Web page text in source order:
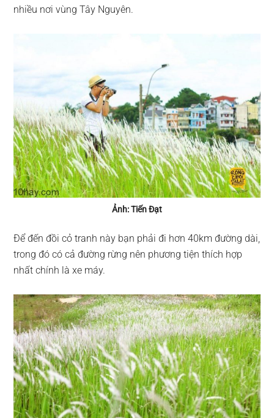
nhiều nơi vùng Tây Nguyên.
Ảnh: Tiến Đạt
Để đến đồi cỏ tranh này bạn phải đi hơn 40km đường dài,
trong đó có cả đường rừng nên phương tiện thích hợp
nhất chính là xe máy.